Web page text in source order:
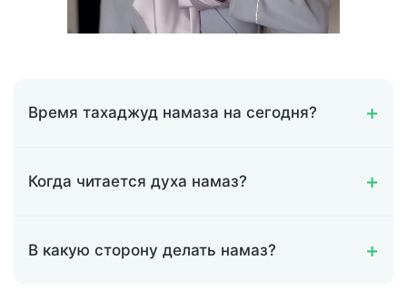
Время тахаджуд намаза на сегодня?
Когда читается духа намаз?
В какую сторону делать намаз?